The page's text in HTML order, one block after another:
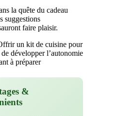
la quête du cadeau
suggestions
faire plaisir.
un kit de cuisine pour
développer l’autonomie
à préparer
&